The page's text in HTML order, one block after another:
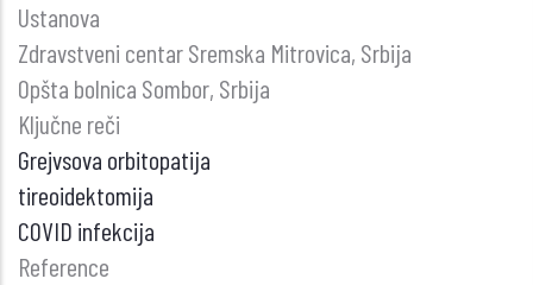
Ustanova
Zdravstveni centar Sremska Mitrovica, Srbija
Opšta bolnica Sombor, Srbija
Ključne reči
Grejvsova orbitopatija
tireoidektomija
COVID infekcija
Reference